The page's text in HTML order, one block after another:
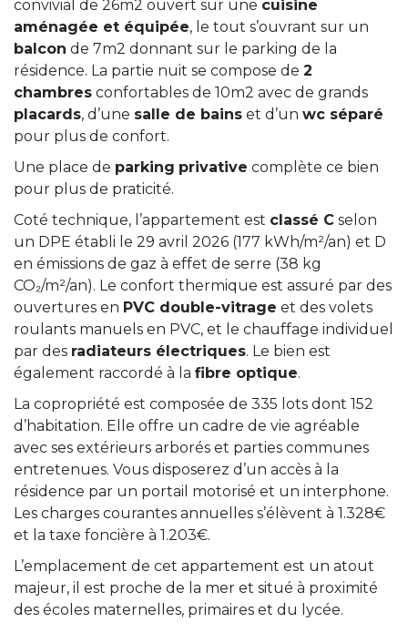
convivial de 26m2 ouvert sur une cuisine
aménagée et équipée, le tout s’ouvrant sur un
balcon de 7m2 donnant sur le parking de la
résidence. La partie nuit se compose de 2
chambres confortables de 10m2 avec de grands
placards, d’une salle de bains et d’un wc séparé
pour plus de confort.
Une place de parking privative complète ce bien
pour plus de praticité.
Coté technique, l’appartement est classé C selon
un DPE établi le 29 avril 2026 (177 kWh/m²/an) et D
en émissions de gaz à effet de serre (38 kg
CO₂/m²/an). Le confort thermique est assuré par des
ouvertures en PVC double-vitrage et des volets
roulants manuels en PVC, et le chauffage individuel
par des radiateurs électriques. Le bien est
également raccordé à la fibre optique.
La copropriété est composée de 335 lots dont 152
d’habitation. Elle offre un cadre de vie agréable
avec ses extérieurs arborés et parties communes
entretenues. Vous disposerez d’un accès à la
résidence par un portail motorisé et un interphone.
Les charges courantes annuelles s’élèvent à 1.328€
et la taxe foncière à 1.203€.
L’emplacement de cet appartement est un atout
majeur, il est proche de la mer et situé à proximité
des écoles maternelles, primaires et du lycée.